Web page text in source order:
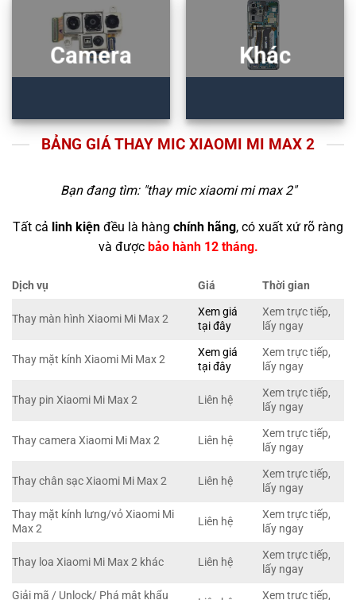
Camera Khác
BẢNG GIÁ THAY MIC XIAOMI MI MAX 2
Bạn đang tìm: "thay mic xiaomi mi max 2"
Tất cả linh kiện đều là hàng chính hãng, có xuất xứ rõ ràng
và được bảo hành 12 tháng.
Dịch vụ Giá Thời gian
Thay màn hình Xiaomi Mi Max 2
Xem giá
tại đây
Xem trực tiếp,
lấy ngay
Thay mặt kính Xiaomi Mi Max 2
Xem giá
tại đây
Xem trực tiếp,
lấy ngay
Thay pin Xiaomi Mi Max 2 Liên hệ
Xem trực tiếp,
lấy ngay
Thay camera Xiaomi Mi Max 2 Liên hệ
Xem trực tiếp,
lấy ngay
Thay chân sạc Xiaomi Mi Max 2 Liên hệ
Xem trực tiếp,
lấy ngay
Thay mặt kính lưng/vỏ Xiaomi Mi
Max 2
Liên hệ
Xem trực tiếp,
lấy ngay
Thay loa Xiaomi Mi Max 2 khác Liên hệ
Xem trực tiếp,
lấy ngay
Giải mã / Unlock/ Phá mật khẩu
Xem trực tiếp,